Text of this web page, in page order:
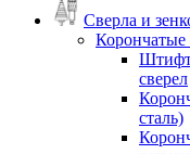
Сверла и
Корончатые
сверел
сталь)